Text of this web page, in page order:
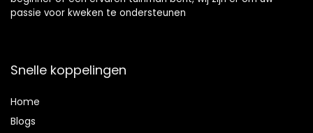
passie voor kweken te ondersteunen
Snelle koppelingen
Home
Blogs